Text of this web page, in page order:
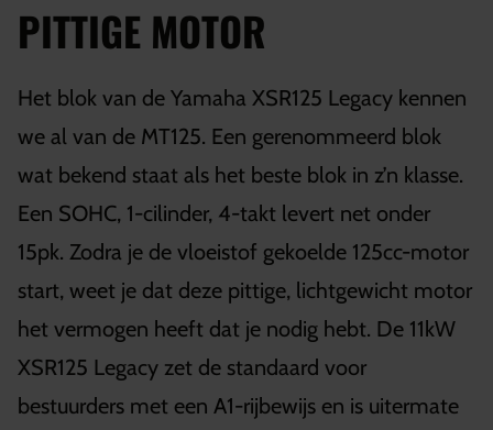
PITTIGE MOTOR
Het blok van de Yamaha XSR125 Legacy kennen
we al van de MT125. Een gerenommeerd blok
wat bekend staat als het beste blok in z’n klasse.
Een SOHC, 1-cilinder, 4-takt levert net onder
15pk. Zodra je de vloeistof gekoelde 125cc-motor
start, weet je dat deze pittige, lichtgewicht motor
het vermogen heeft dat je nodig hebt. De 11kW
XSR125 Legacy zet de standaard voor
bestuurders met een A1-rijbewijs en is uitermate